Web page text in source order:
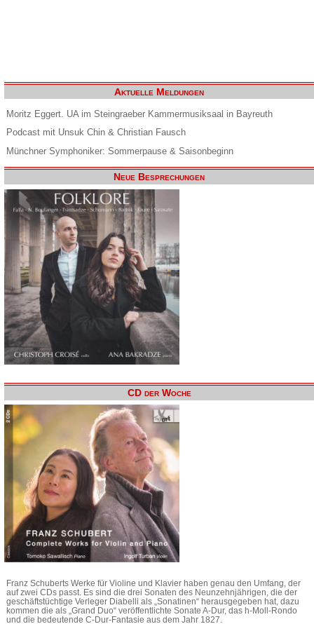
Aktuelle Meldungen
Moritz Eggert. UA im Steingraeber Kammermusiksaal in Bayreuth
Podcast mit Unsuk Chin & Christian Fausch
Münchner Symphoniker: Sommerpause & Saisonbeginn
Neue Besprechungen
CD der Woche
Franz Schuberts Werke für Violine und Klavier haben genau den Umfang, der
auf zwei CDs passt. Es sind die drei Sonaten des Neunzehnjährigen, die der
geschäftstüchtige Verleger Diabelli als „Sonatinen“ herausgegeben hat, dazu
kommen die als „Grand Duo“ veröffentlichte Sonate A-Dur, das h-Moll-Rondo
und die bedeutende C-Dur-Fantasie aus dem Jahr 1827.